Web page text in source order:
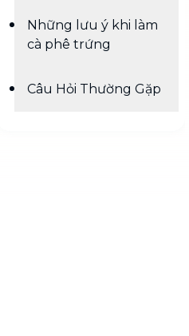
Những lưu ý khi làm
cà phê trứng
Câu Hỏi Thường Gặp